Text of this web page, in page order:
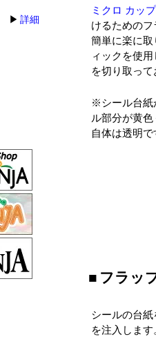
詳細
ミクロ カッ
けるためのフ
簡単に楽に
ィックを使
を切り取って
※シール台紙
ル部分が黄
自体は透明で
フラッ
シールの台
を注入します。